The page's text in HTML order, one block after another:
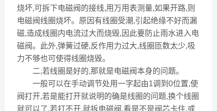
烧坏,可拆下电磁阀的接线,用万用表测量,如果开路,则
电磁阀线圈烧坏。原因有线圈受潮,引起绝缘不好而漏
磁,造成线圈内电流过大而烧毁,因此要防止雨水进入电
磁阀。此外,弹簧过硬,反作用力过大,线圈匝数太少,吸
力不够也可使得线圈烧毁。
二,若线圈是好的,那就是电磁阀本身的问题。
一般可以在手动调节处用一字起由1调到0位置,使
阀打开,若是能打开就说明的确是线圈的问题,换个线圈
就可以了,若打不开,就拆电磁阀,看是不是阀芯卡住,或